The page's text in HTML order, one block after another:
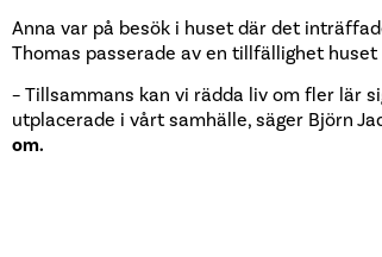
Anna var på besök i huset där det
Thomas passerade av en tillfällighet
– Tillsammans kan vi rädda liv om fler lär
utplacerade i vårt samhälle, säger Björn
om.